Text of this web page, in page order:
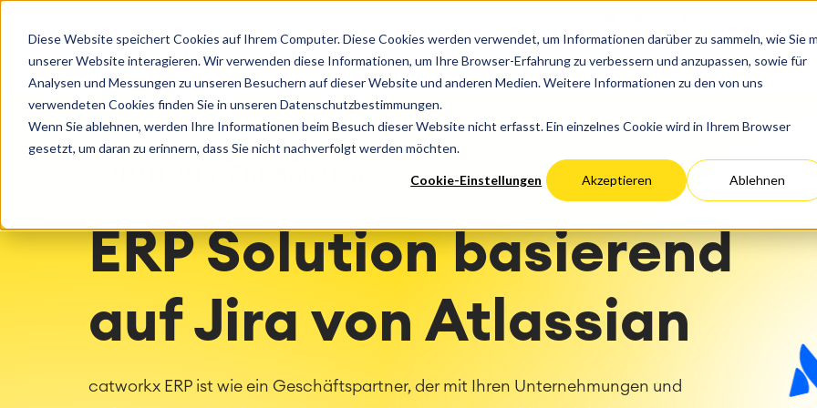
Diese Website speichert Cookies auf Ihrem Computer. Diese Cookies werden verwendet, um Informationen darüber zu sammeln, wie Sie
unserer Website interagieren. Wir verwenden diese Informationen, um Ihre Browser-Erfahrung zu verbessern und anzupassen, sowie für
Analysen und Messungen zu unseren Besuchern auf dieser Website und anderen Medien. Weitere Informationen zu den von uns
verwendeten Cookies finden Sie in unseren Datenschutzbestimmungen.
Wenn Sie ablehnen, werden Ihre Informationen beim Besuch dieser Website nicht erfasst. Ein einzelnes Cookie wird in Ihrem Browser
gesetzt, um daran zu erinnern, dass Sie nicht nachverfolgt werden möchten.
Cookie-Einstellungen Akzeptieren Ablehnen
SOLUTIONS
DevOps
Requirements Management
Agile Development
Test Management
Technische Dokumentation
IT Service Management & CMDB
Service Management Journey
Enterprise Service Management
Asset Management
Omnichannel Kundenservice
Industrielle Instandhaltung
Zeiterfassung, Planung und
Überstunden
LMS / eLearning
ERP Solutions
Reports und Dashboards
Arbeitsmanagement
Integration
Artificial Intelligence
Atlassian Backup & Restore
SERVICES
Beratung
Lizenzen
Trainings
catworkx academy
Alle catworkx-, Atlassian-, App- und
Trainingskalender
Individuelle Lerninhaltserstellung
Methoden- und Prozessberatung
IT Landscape Discovery &
ITSM Assessment
Agile Beurteilungen
RESSOURCEN
Events und Webinare Kundengeschichten
ÜBER UNS
Erfahren Sie mehr über catworkx Deutschland US
Partner Netzwerk
ERP Solution basierend
auf Jira von Atlassian
catworkx ERP ist wie ein Geschäftspartner, der mit Ihren Unternehmungen und